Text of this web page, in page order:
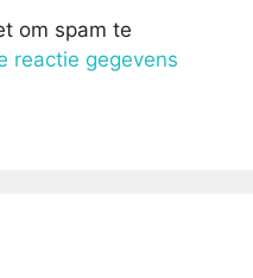
om spam te
reactie gegevens